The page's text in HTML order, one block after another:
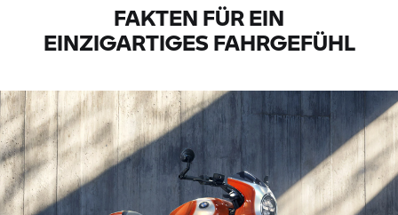
FAKTEN FÜR EIN
EINZIGARTIGES FAHRGEFÜHL